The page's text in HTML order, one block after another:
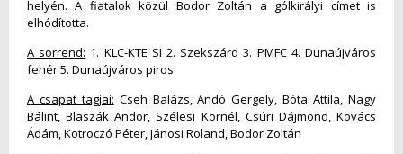
helyén. A fiatalok közül Bodor Zoltán a gólkirályi címet is
elhódította.
A sorrend: 1. KLC-KTE SI 2. Szekszárd 3. PMFC 4. Dunaújváros
fehér 5. Dunaújváros piros
A csapat tagjai: Cseh Balázs, Andó Gergely, Bóta Attila, Nagy
Bálint, Blaszák Andor, Szélesi Kornél, Csúri Dájmond, Kovács
Ádám, Kotroczó Péter, Jánosi Roland, Bodor Zoltán